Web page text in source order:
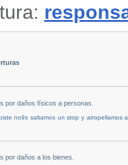
por daños físicos a personas.
no9s saltamos un stop y atropellamos
por daños a los bienes.